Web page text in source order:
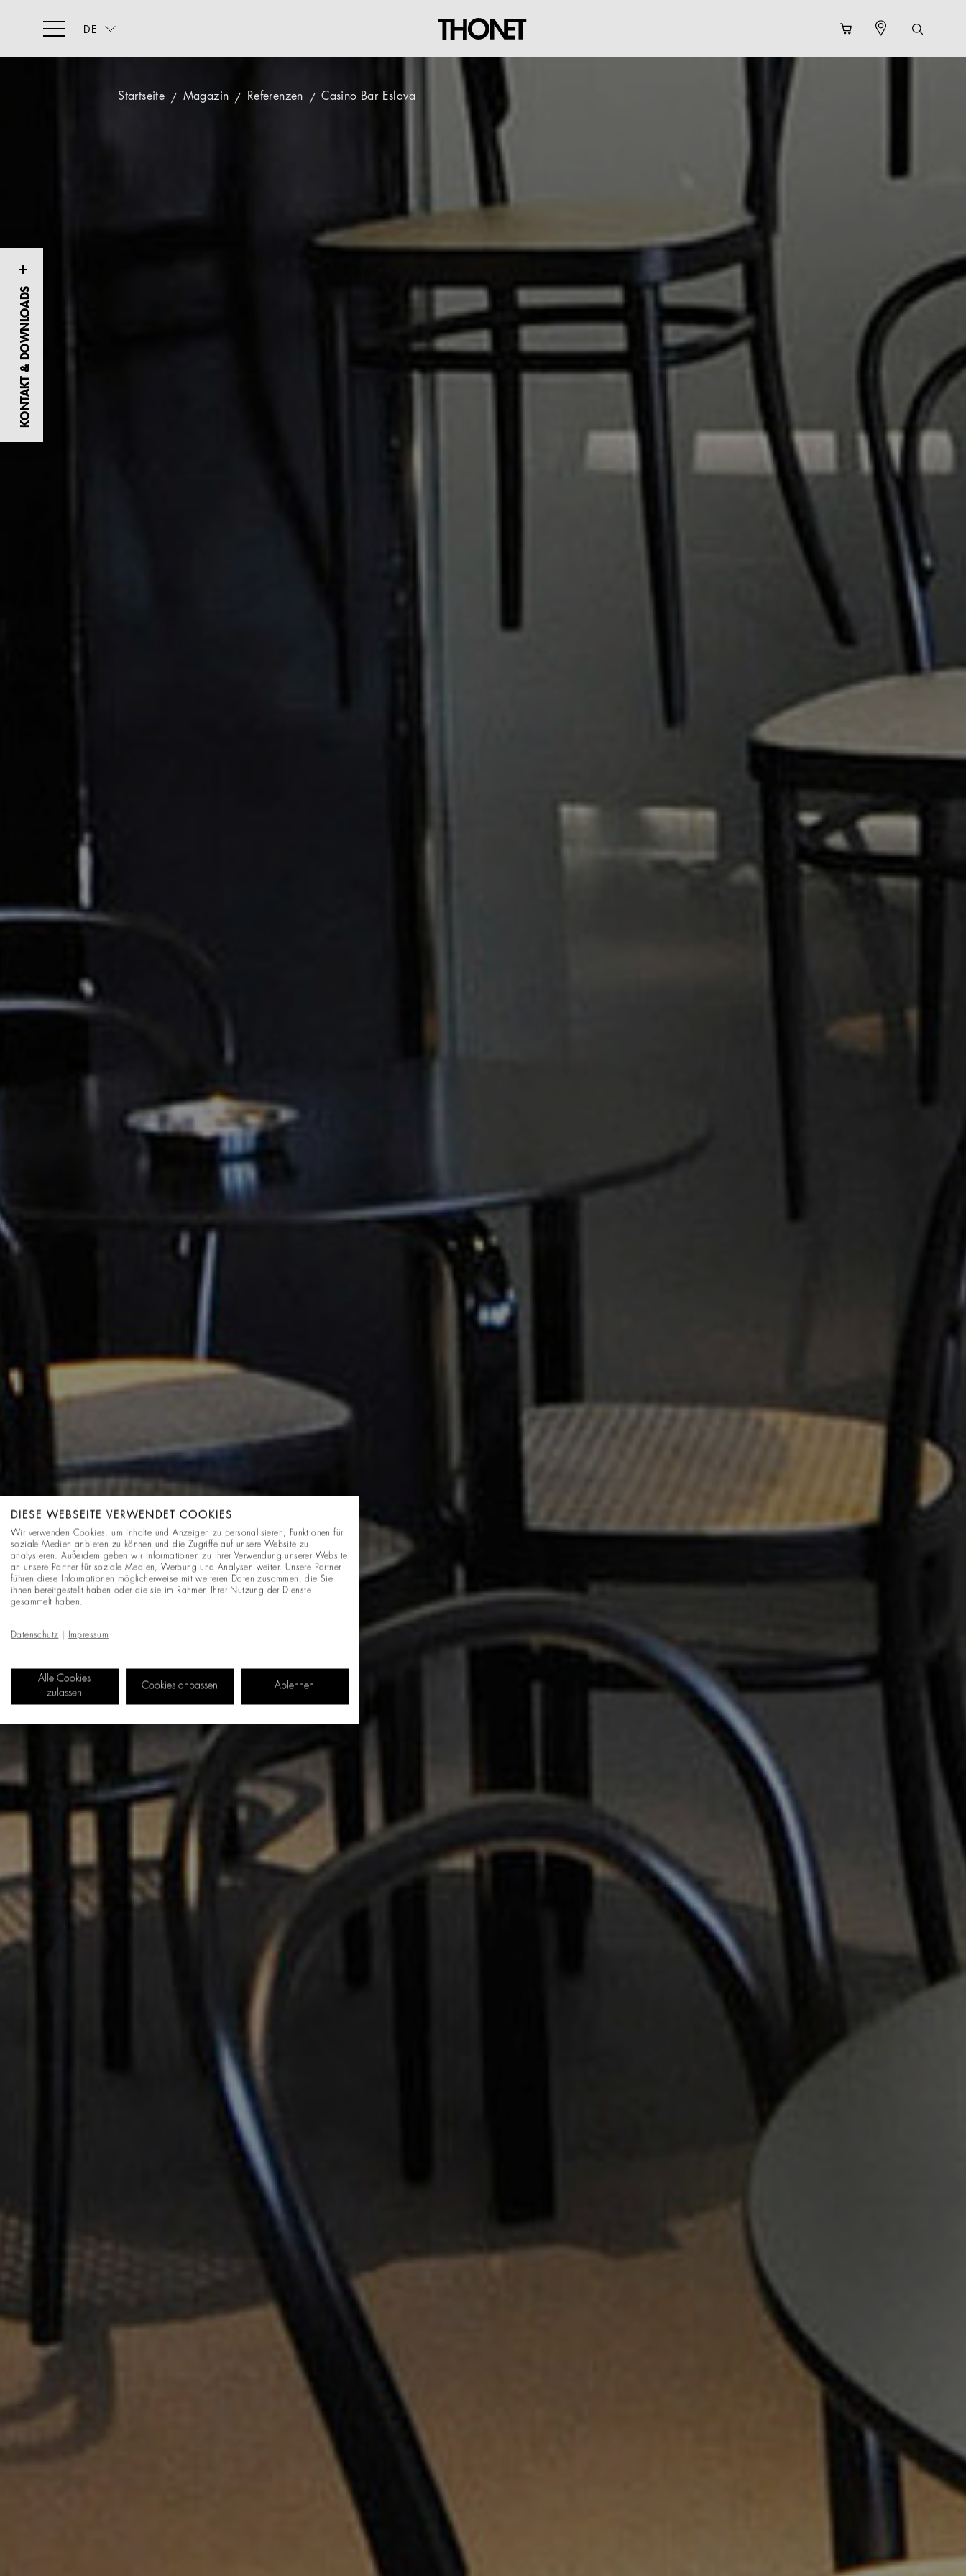
DE
KONTAKT & DOWNLOADS
Startseite Magazin Referenzen Casino Bar Eslava
DIESE WEBSEITE VERWENDET COOKIES
Wir verwenden Cookies, um Inhalte und Anzeigen zu personalisieren, Funktionen für
soziale Medien anbieten zu können und die Zugriffe auf unsere Website zu
analysieren. Außerdem geben wir Informationen zu Ihrer Verwendung unserer Website
an unsere Partner für soziale Medien, Werbung und Analysen weiter. Unsere Partner
führen diese Informationen möglicherweise mit weiteren Daten zusammen, die Sie
ihnen bereitgestellt haben oder die sie im Rahmen Ihrer Nutzung der Dienste
gesammelt haben.
Datenschutz Impressum
Alle Cookies
zulassen
Cookies anpassen Ablehnen